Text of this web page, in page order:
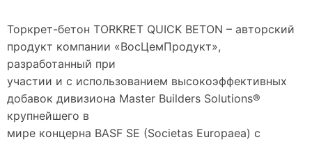
Торкрет-бетон TORKRET QUICK BETON – авторский
продукт компании «ВосЦемПродукт»,
разработанный при
участии и с использованием высокоэффективных
добавок дивизиона Master Builders Solutions®
крупнейшего в
мире концерна BASF SE (Societas Europaea) с